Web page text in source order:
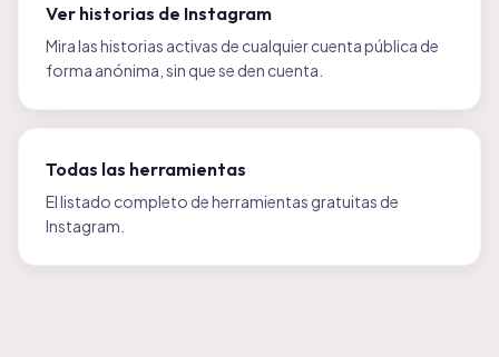
Ver historias de Instagram
Mira las historias activas de cualquier cuenta pública de
forma anónima, sin que se den cuenta.
Todas las herramientas
El listado completo de herramientas gratuitas de
Instagram.